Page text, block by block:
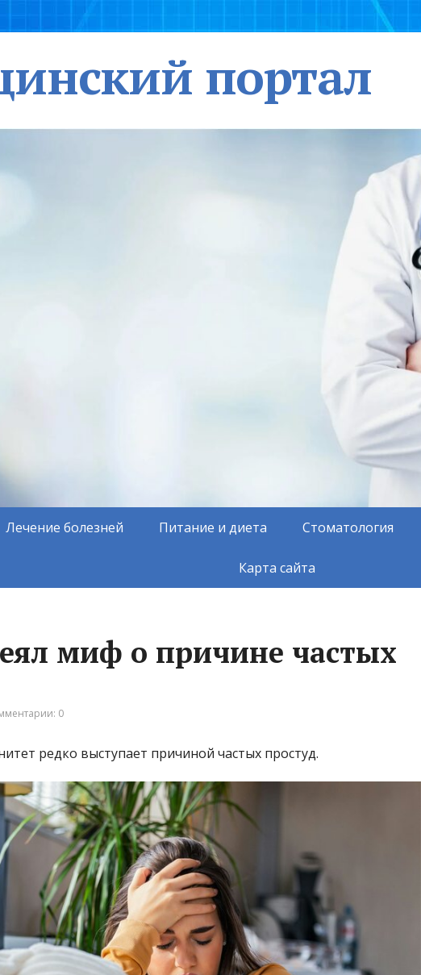
портал
Лечение болезней Питание и диета Стоматология
Карта сайта
миф о причине частых
0
редко выступает причиной частых простуд.